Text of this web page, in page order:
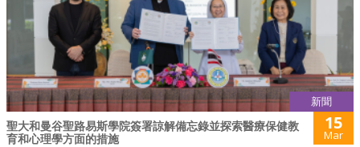
新聞
聖大和曼谷聖路易斯學院簽署諒解備忘錄並探索醫療保健教
育和心理學方面的措施
15
Mar